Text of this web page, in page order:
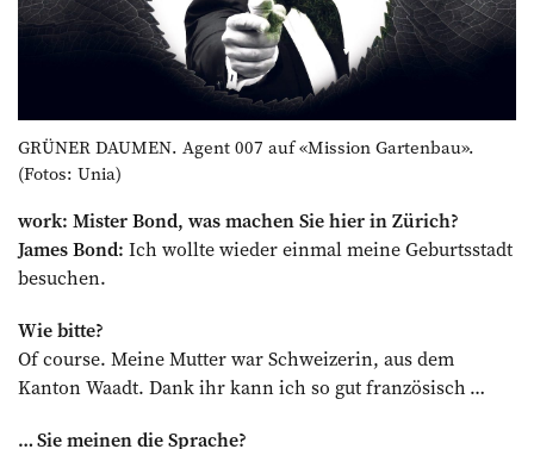
GRÜNER DAUMEN. Agent 007 auf «Mission Gartenbau».
(Fotos: Unia)
work: Mister Bond, was machen Sie hier in Zürich?
James Bond: Ich wollte wieder einmal meine Geburtsstadt
besuchen.
Wie bitte?
Of course. Meine Mutter war Schweizerin, aus dem
Kanton Waadt. Dank ihr kann ich so gut französisch …
… Sie meinen die ­Sprache?